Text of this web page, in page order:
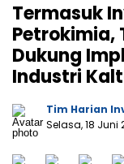
Termasuk
Petrokimia,
Dukung
Industri
Tim Harian
Selasa, 18 Juni